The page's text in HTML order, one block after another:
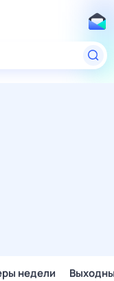
недели